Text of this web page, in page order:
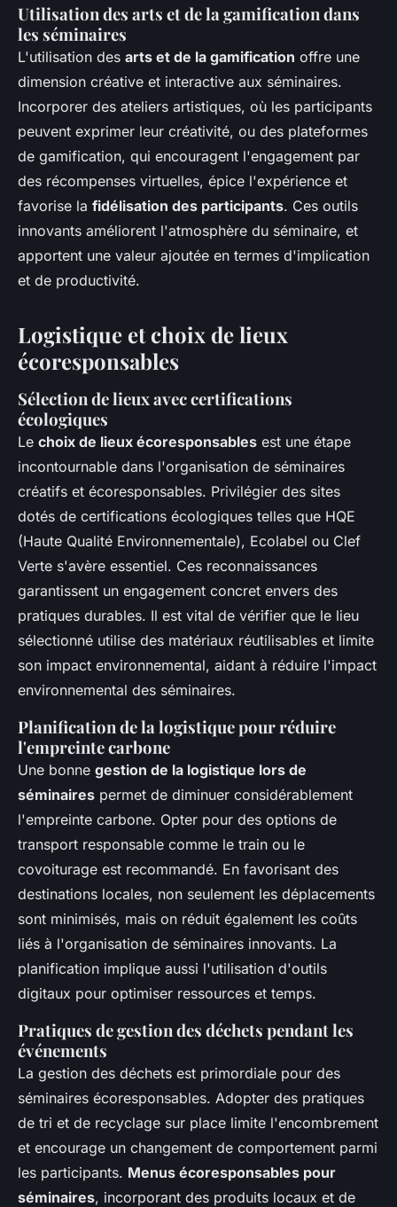
Utilisation des arts et de la gamification dans
les séminaires
L'utilisation des arts et de la gamification offre une
dimension créative et interactive aux séminaires.
Incorporer des ateliers artistiques, où les participants
peuvent exprimer leur créativité, ou des plateformes
de gamification, qui encouragent l'engagement par
des récompenses virtuelles, épice l'expérience et
favorise la fidélisation des participants. Ces outils
innovants améliorent l'atmosphère du séminaire, et
apportent une valeur ajoutée en termes d'implication
et de productivité.
Logistique et choix de lieux
écoresponsables
Sélection de lieux avec certifications
écologiques
Le choix de lieux écoresponsables est une étape
incontournable dans l'organisation de séminaires
créatifs et écoresponsables. Privilégier des sites
dotés de certifications écologiques telles que HQE
(Haute Qualité Environnementale), Ecolabel ou Clef
Verte s'avère essentiel. Ces reconnaissances
garantissent un engagement concret envers des
pratiques durables. Il est vital de vérifier que le lieu
sélectionné utilise des matériaux réutilisables et limite
son impact environnemental, aidant à réduire l'impact
environnemental des séminaires.
Planification de la logistique pour réduire
l'empreinte carbone
Une bonne gestion de la logistique lors de
séminaires permet de diminuer considérablement
l'empreinte carbone. Opter pour des options de
transport responsable comme le train ou le
covoiturage est recommandé. En favorisant des
destinations locales, non seulement les déplacements
sont minimisés, mais on réduit également les coûts
liés à l'organisation de séminaires innovants. La
planification implique aussi l'utilisation d'outils
digitaux pour optimiser ressources et temps.
Pratiques de gestion des déchets pendant les
événements
La gestion des déchets est primordiale pour des
séminaires écoresponsables. Adopter des pratiques
de tri et de recyclage sur place limite l'encombrement
et encourage un changement de comportement parmi
les participants. Menus écoresponsables pour
séminaires, incorporant des produits locaux et de